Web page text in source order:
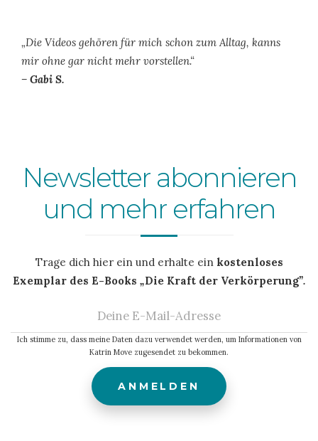
„Die Videos gehören für mich schon zum Alltag, kanns
mir ohne gar nicht mehr vorstellen.“
– Gabi S.
Newsletter abonnieren
und mehr erfahren
Trage dich hier ein und erhalte ein kostenloses
Exemplar des E-Books „Die Kraft der Verkörperung”.
Ich stimme zu, dass meine Daten dazu verwendet werden, um Informationen von
Katrin Move zugesendet zu bekommen.